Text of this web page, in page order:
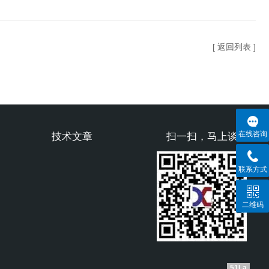
[ 返回列表 ]
扫一扫，马上谈
技术文章 在线咨询
联系方式
二维码